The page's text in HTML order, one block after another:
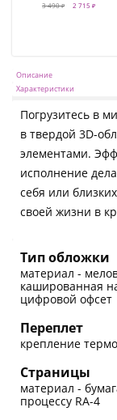
3 490 ₽
2 715 ₽
Описание
Характеристики
Погрузитесь в
в твердой 3D-
элементами.
исполнение
себя или
своей жизни в
Тип обложки
материал -
кашированная
цифровой офсет
Переплет
крепление
Страницы
материал -
процессу RA-4